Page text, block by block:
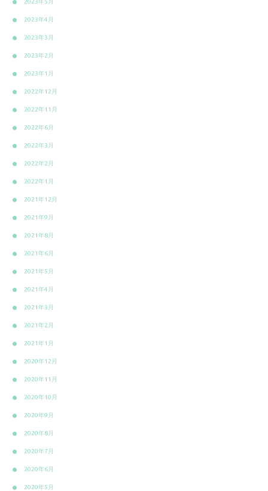
2023年4月
2023年3月
2023年2月
2023年1月
2022年12月
2022年11月
2022年6月
2022年3月
2022年2月
2022年1月
2021年12月
2021年9月
2021年8月
2021年6月
2021年5月
2021年4月
2021年3月
2021年2月
2021年1月
2020年12月
2020年11月
2020年10月
2020年9月
2020年8月
2020年7月
2020年6月
2020年5月